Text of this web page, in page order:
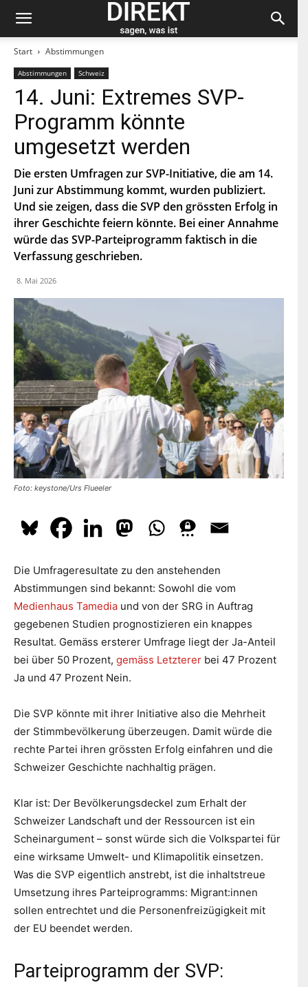
Start Abstimmungen
Abstimmungen Schweiz
14. Juni: Extremes SVP-
Programm könnte
umgesetzt werden
Die ersten Umfragen zur SVP-Initiative, die am 14.
Juni zur Abstimmung kommt, wurden publiziert.
Und sie zeigen, dass die SVP den grössten Erfolg in
ihrer Geschichte feiern könnte. Bei einer Annahme
würde das SVP-Parteiprogramm faktisch in die
Verfassung geschrieben.
8. Mai 2026
Foto: keystone/Urs Flueeler
Die Umfrageresultate zu den anstehenden
Abstimmungen sind bekannt: Sowohl die vom
Medienhaus Tamedia und von der SRG in Auftrag
gegebenen Studien prognostizieren ein knappes
Resultat. Gemäss ersterer Umfrage liegt der Ja-Anteil
bei über 50 Prozent, gemäss Letzterer bei 47 Prozent
Ja und 47 Prozent Nein.
Die SVP könnte mit ihrer Initiative also die Mehrheit
der Stimmbevölkerung überzeugen. Damit würde die
rechte Partei ihren grössten Erfolg einfahren und die
Schweizer Geschichte nachhaltig prägen.
Klar ist: Der Bevölkerungsdeckel zum Erhalt der
Schweizer Landschaft und der Ressourcen ist ein
Scheinargument – sonst würde sich die Volkspartei für
eine wirksame Umwelt- und Klimapolitik einsetzen.
Was die SVP eigentlich anstrebt, ist die inhaltstreue
Umsetzung ihres Parteiprogramms: Migrant:innen
sollen entrechtet und die Personenfreizügigkeit mit
der EU beendet werden.
Parteiprogramm der SVP:
abonnieren Sie unseren «direkt»-Newsletter.
o
r
n
a
m
e
N
a
c
h
n
a
m
e
E
-
M
a
i
*
P
Z
Indem Du Dich zum Newsletter einschreibst, stimmst Du
zu, dass die SP Dich auf dem Laufenden halten darf. Mehr
dazuhier.
ABONNIEREN